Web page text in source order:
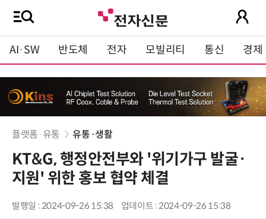
AI·SW 반도체 전자 모빌리티 통신 경제
플랫폼·유통 유통·생활
KT&G, 행정안전부와 '위기가구 발굴·
지원' 위한 홍보 협약 체결
발행일 : 2024-09-26 15:38 업데이트 : 2024-09-26 15:38